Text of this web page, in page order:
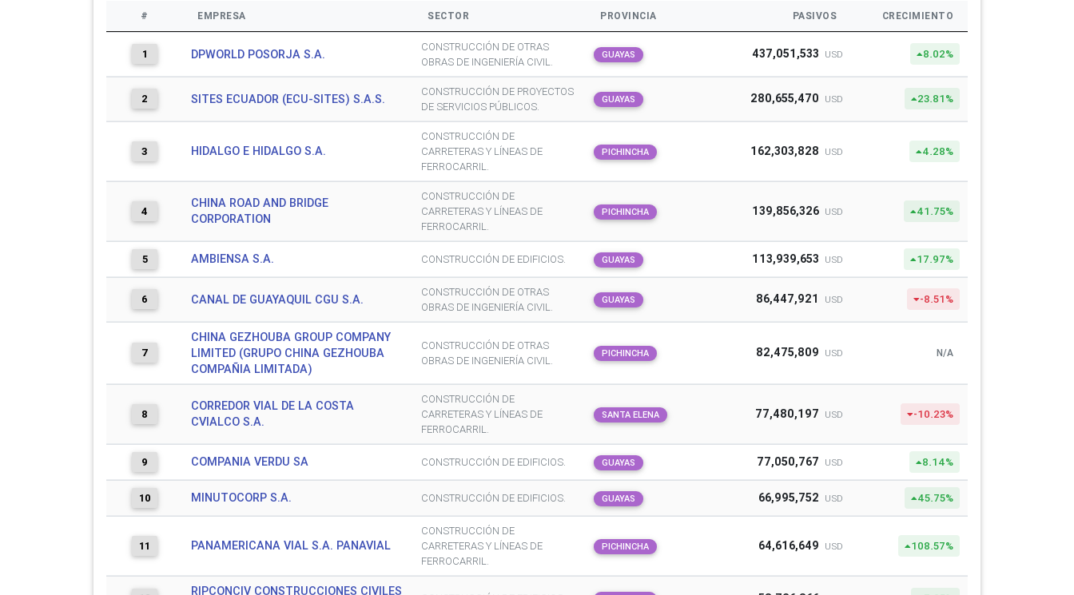
# EMPRESA SECTOR PROVINCIA PASIVOS CRECIMIENTO
1 DPWORLD POSORJA S.A.
CONSTRUCCIÓN DE OTRAS
OBRAS DE INGENIERÍA CIVIL.
GUAYAS 437,051,533 USD 8.02%
2 SITES ECUADOR (ECU-SITES) S.A.S.
CONSTRUCCIÓN DE PROYECTOS
DE SERVICIOS PÚBLICOS.
GUAYAS 280,655,470 USD 23.81%
3 HIDALGO E HIDALGO S.A.
CONSTRUCCIÓN DE
CARRETERAS Y LÍNEAS DE
FERROCARRIL.
PICHINCHA 162,303,828 USD 4.28%
4
CHINA ROAD AND BRIDGE
CORPORATION
CONSTRUCCIÓN DE
CARRETERAS Y LÍNEAS DE
FERROCARRIL.
PICHINCHA 139,856,326 USD 41.75%
5 AMBIENSA S.A. CONSTRUCCIÓN DE EDIFICIOS. GUAYAS 113,939,653 USD 17.97%
6 CANAL DE GUAYAQUIL CGU S.A.
CONSTRUCCIÓN DE OTRAS
OBRAS DE INGENIERÍA CIVIL.
GUAYAS 86,447,921 USD -8.51%
7
CHINA GEZHOUBA GROUP COMPANY
LIMITED (GRUPO CHINA GEZHOUBA
COMPAÑIA LIMITADA)
CONSTRUCCIÓN DE OTRAS
OBRAS DE INGENIERÍA CIVIL.
PICHINCHA 82,475,809 USD N/A
8
CORREDOR VIAL DE LA COSTA
CVIALCO S.A.
CONSTRUCCIÓN DE
CARRETERAS Y LÍNEAS DE
FERROCARRIL.
SANTA ELENA 77,480,197 USD -10.23%
9 COMPANIA VERDU SA CONSTRUCCIÓN DE EDIFICIOS. GUAYAS 77,050,767 USD 8.14%
10 MINUTOCORP S.A. CONSTRUCCIÓN DE EDIFICIOS. GUAYAS 66,995,752 USD 45.75%
11 PANAMERICANA VIAL S.A. PANAVIAL
CONSTRUCCIÓN DE
CARRETERAS Y LÍNEAS DE
FERROCARRIL.
PICHINCHA 64,616,649 USD 108.57%
RIPCONCIV CONSTRUCCIONES CIVILES